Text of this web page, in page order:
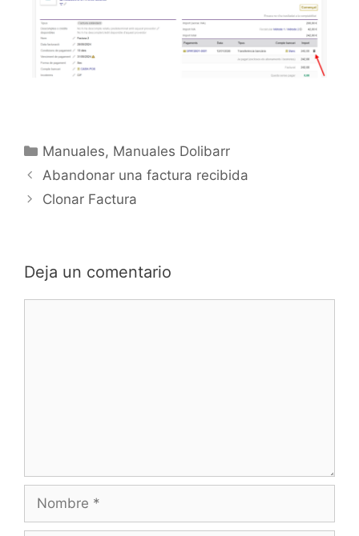
Manuales, Manuales Dolibarr
Abandonar una factura recibida
Clonar Factura
Deja un comentario